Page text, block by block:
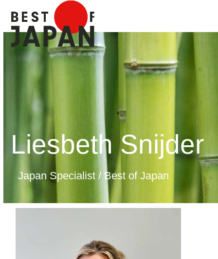
content
mobile
menu
mobile
menu
Liesbeth Snijder
Japan Specialist / Best of Japan